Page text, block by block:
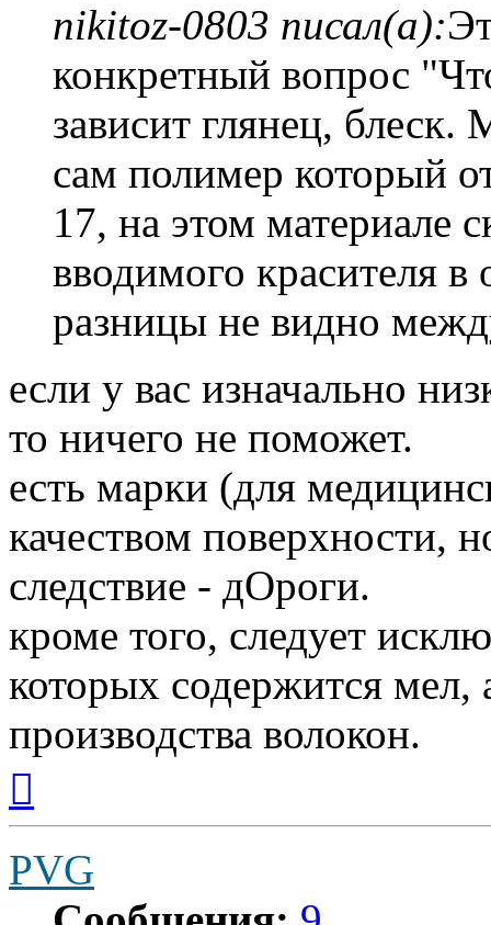
nikitoz-0803 писал(а):
конкретный вопрос
зависит глянец, блеск.
сам полимер который
17, на этом материале
вводимого красителя
разницы не видно
если у вас изначально
то ничего не поможет.
есть марки (для
качеством поверхности,
следствие - дОроги.
кроме того, следует
которых содержится мел,
производства волокон.
началу
PVG